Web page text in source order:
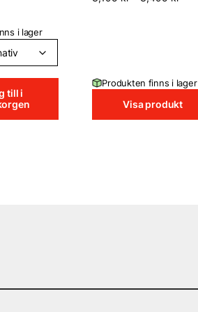
i lager
till i
Produkten finns i lager
Visa produkt